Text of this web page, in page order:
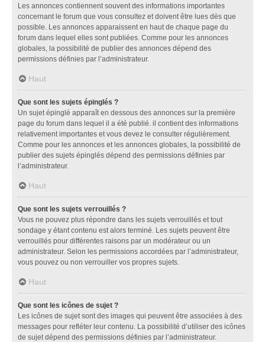
Les annonces contiennent souvent des informations importantes
concernant le forum que vous consultez et doivent être lues dès que
possible. Les annonces apparaissent en haut de chaque page du
forum dans lequel elles sont publiées. Comme pour les annonces
globales, la possibilité de publier des annonces dépend des
permissions définies par l’administrateur.
Haut
Que sont les sujets épinglés ?
Un sujet épinglé apparaît en dessous des annonces sur la première
page du forum dans lequel il a été publié. il contient des informations
relativement importantes et vous devez le consulter régulièrement.
Comme pour les annonces et les annonces globales, la possibilité de
publier des sujets épinglés dépend des permissions définies par
l’administrateur.
Haut
Que sont les sujets verrouillés ?
Vous ne pouvez plus répondre dans les sujets verrouillés et tout
sondage y étant contenu est alors terminé. Les sujets peuvent être
verrouillés pour différentes raisons par un modérateur ou un
administrateur. Selon les permissions accordées par l’administrateur,
vous pouvez ou non verrouiller vos propres sujets.
Haut
Que sont les icônes de sujet ?
Les icônes de sujet sont des images qui peuvent être associées à des
messages pour refléter leur contenu. La possibilité d’utiliser des icônes
de sujet dépend des permissions définies par l’administrateur.